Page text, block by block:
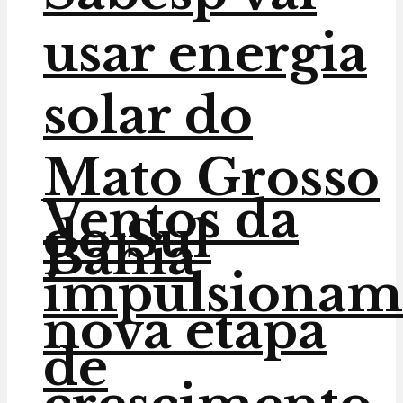
Ventos da
Bahia
impulsionam
nova etapa
de
usar energia
solar do
Mato Grosso
do Sul